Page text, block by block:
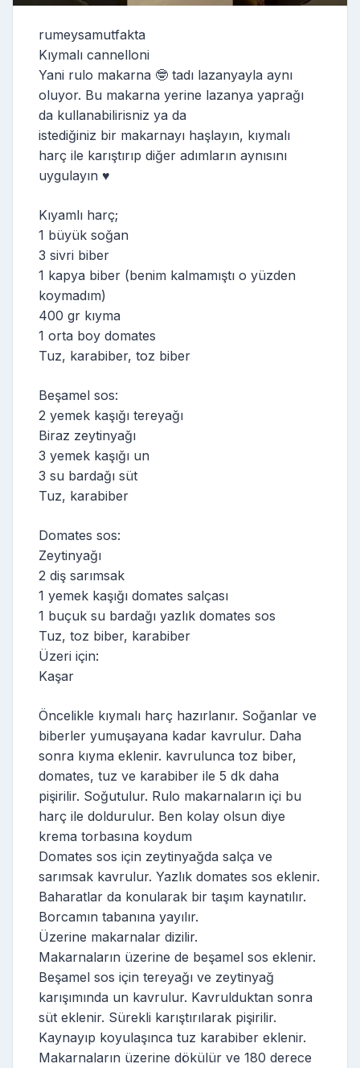
rumeysamutfakta
Kıymalı cannelloni
Yani rulo makarna 🤓 tadı lazanyayla aynı
oluyor. Bu makarna yerine lazanya yaprağı
da kullanabilirisniz ya da
istediğiniz bir makarnayı haşlayın, kıymalı
harç ile karıştırıp diğer adımların aynısını
uygulayın ♥️
Kıyamlı harç;
1 büyük soğan
3 sivri biber
1 kapya biber (benim kalmamıştı o yüzden
koymadım)
400 gr kıyma
1 orta boy domates
Tuz, karabiber, toz biber
Beşamel sos:
2 yemek kaşığı tereyağı
Biraz zeytinyağı
3 yemek kaşığı un
3 su bardağı süt
Tuz, karabiber
Domates sos:
Zeytinyağı
2 diş sarımsak
1 yemek kaşığı domates salçası
1 buçuk su bardağı yazlık domates sos
Tuz, toz biber, karabiber
Üzeri için:
Kaşar
Öncelikle kıymalı harç hazırlanır. Soğanlar ve
biberler yumuşayana kadar kavrulur. Daha
sonra kıyma eklenir. kavrulunca toz biber,
domates, tuz ve karabiber ile 5 dk daha
pişirilir. Soğutulur. Rulo makarnaların içi bu
harç ile doldurulur. Ben kolay olsun diye
krema torbasına koydum
Domates sos için zeytinyağda salça ve
sarımsak kavrulur. Yazlık domates sos eklenir.
Baharatlar da konularak bir taşım kaynatılır.
Borcamın tabanına yayılır.
Üzerine makarnalar dizilir.
Makarnaların üzerine de beşamel sos eklenir.
Beşamel sos için tereyağı ve zeytinyağ
karışımında un kavrulur. Kavrulduktan sonra
süt eklenir. Sürekli karıştırılarak pişirilir.
Kaynayıp koyulaşınca tuz karabiber eklenir.
Makarnaların üzerine dökülür ve 180 derece